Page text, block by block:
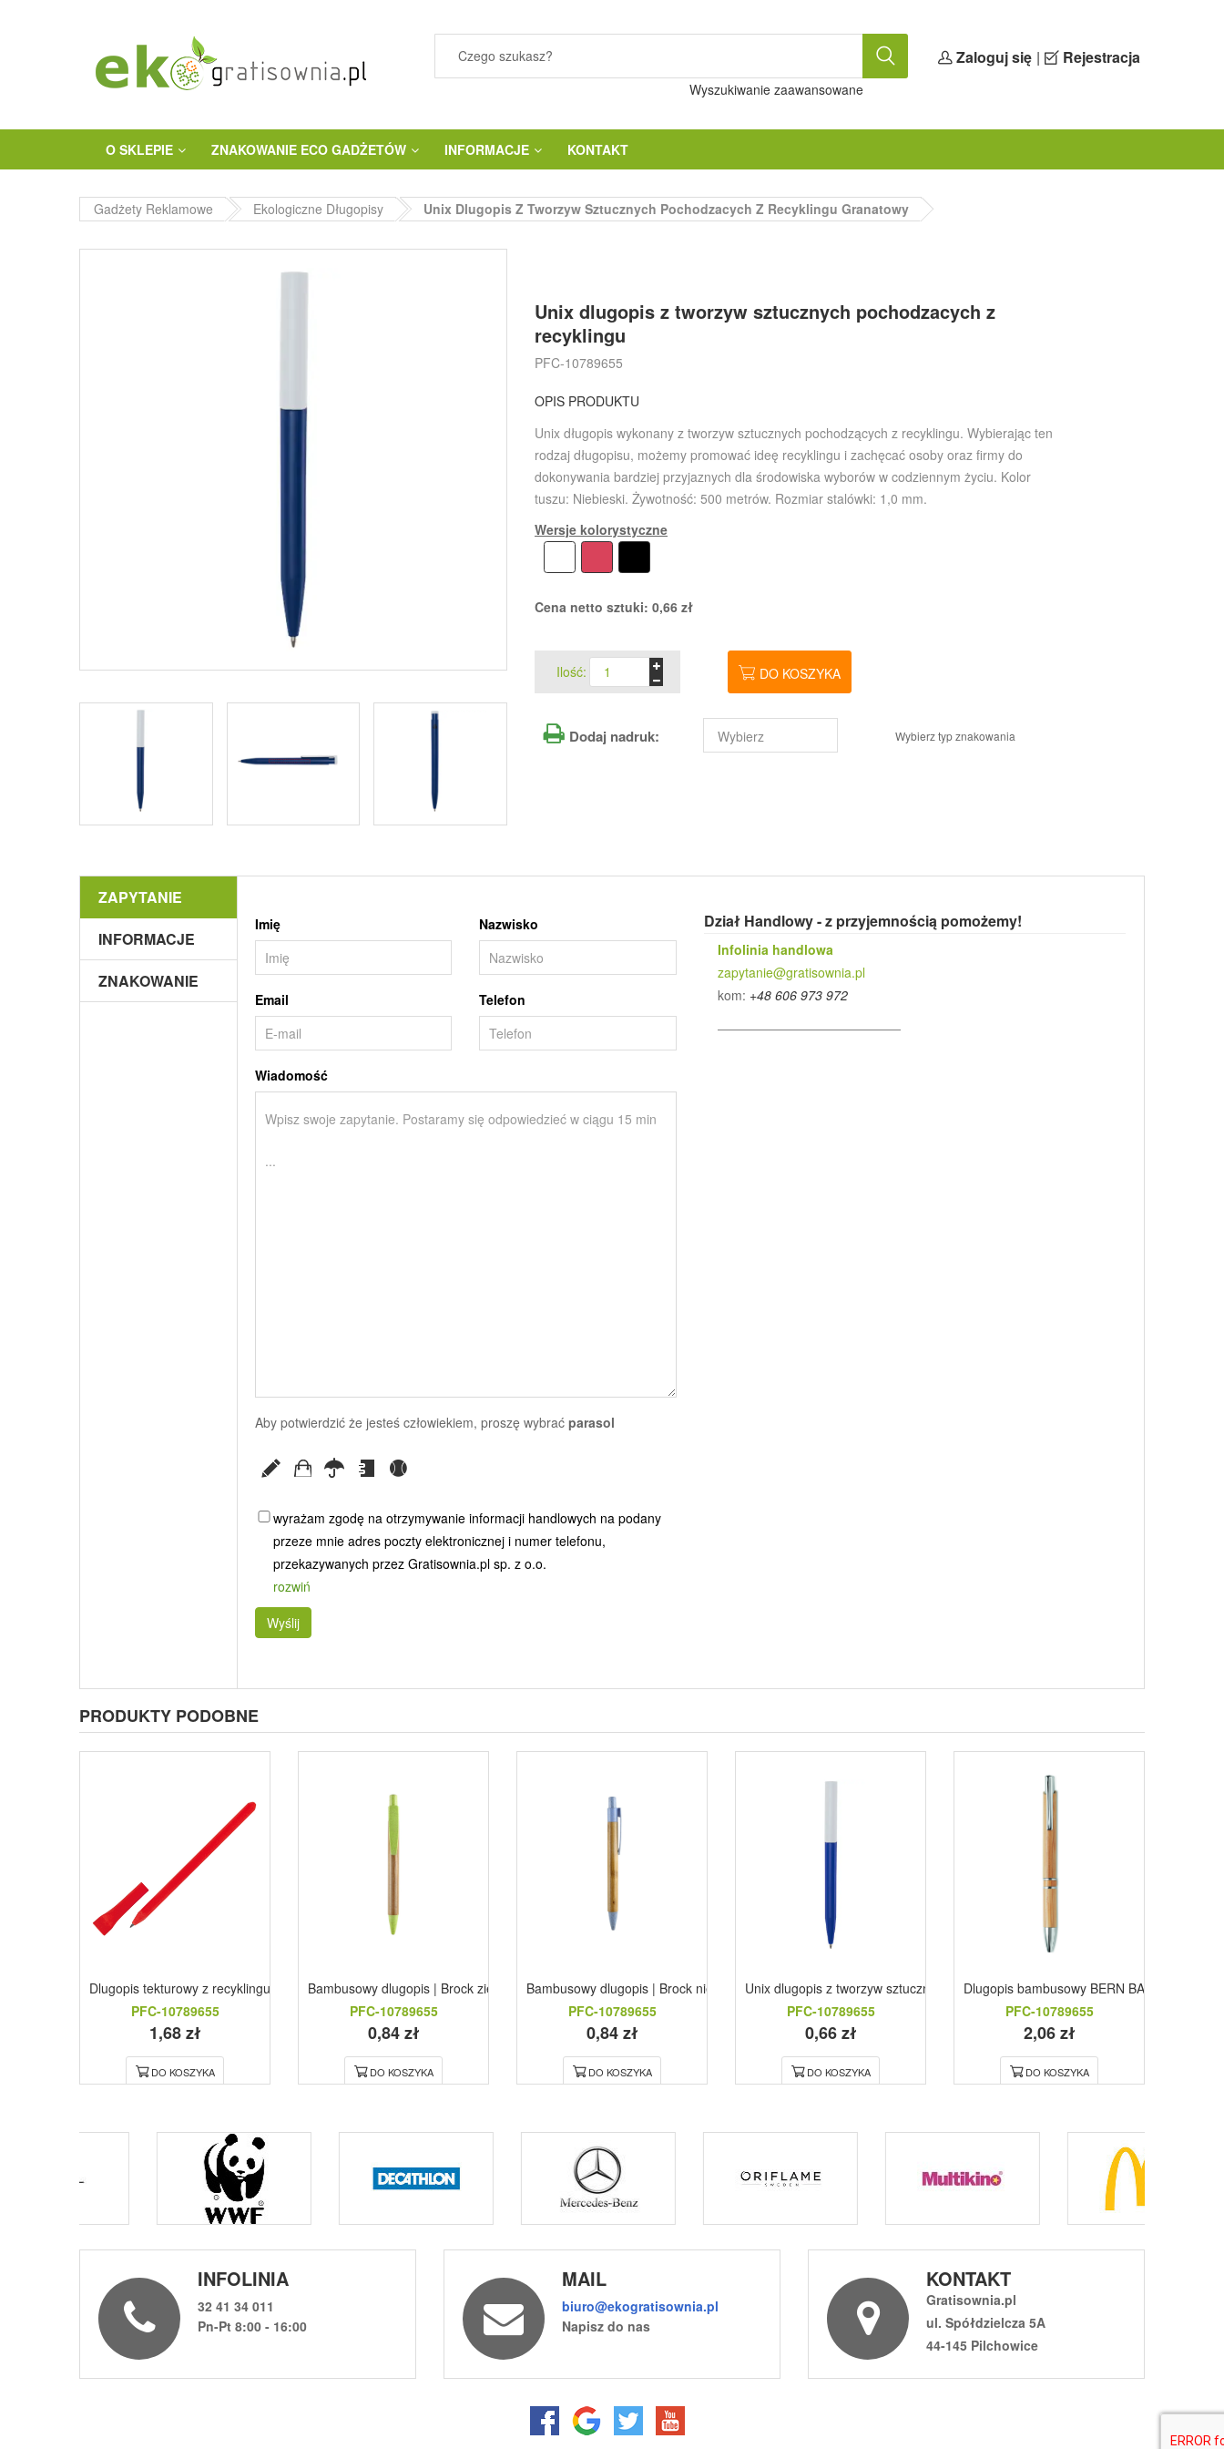
Wyszukiwanie zaawansowane
Zaloguj się | Rejestracja
O SKLEPIE ZNAKOWANIE ECO GADŻETÓW INFORMACJE KONTAKT
Gadżety Reklamowe Ekologiczne Długopisy Unix Dlugopis Z Tworzyw Sztucznych Pochodzacych Z Recyklingu Granatowy
Unix dlugopis z tworzyw sztucznych pochodzacych z
recyklingu
PFC-10789655
OPIS PRODUKTU
Unix długopis wykonany z tworzyw sztucznych pochodzących z recyklingu. Wybierając ten
rodzaj długopisu, możemy promować ideę recyklingu i zachęcać osoby oraz firmy do
dokonywania bardziej przyjaznych dla środowiska wyborów w codziennym życiu. Kolor
tuszu: Niebieski. Żywotność: 500 metrów. Rozmiar stalówki: 1,0 mm.
Wersje kolorystyczne
Cena netto sztuki: 0,66 zł
Ilość: DO KOSZYKA
Dodaj nadruk: Wybierz typ znakowania
ZAPYTANIE
INFORMACJE
ZNAKOWANIE
Imię Nazwisko
Email Telefon
Wiadomość
Aby potwierdzić że jesteś człowiekiem, proszę wybrać parasol
wyrażam zgodę na otrzymywanie informacji handlowych na podany
przeze mnie adres poczty elektronicznej i numer telefonu,
przekazywanych przez Gratisownia.pl sp. z o.o.
rozwiń
Wyślij
Dział Handlowy - z przyjemnością pomożemy!
Infolinia handlowa
zapytanie@gratisownia.pl
kom: +48 606 973 972
PRODUKTY PODOBNE
Dlugopis tekturowy z recyklingu DIEGO czerwony
PFC-10789655
1,68 zł
DO KOSZYKA
Bambusowy dlugopis | Brock zielony
PFC-10789655
0,84 zł
DO KOSZYKA
Bambusowy dlugopis | Brock niebieski
PFC-10789655
0,84 zł
DO KOSZYKA
Unix dlugopis z tworzyw sztucznych pochodzacych z recyklingu niebieski
PFC-10789655
0,66 zł
DO KOSZYKA
Dlugopis bambusowy BERN BAMBOO
PFC-10789655
2,06 zł
DO KOSZYKA
INFOLINIA
32 41 34 011
Pn-Pt 8:00 - 16:00
MAIL
biuro@ekogratisownia.pl
Napisz do nas
KONTAKT
Gratisownia.pl
ul. Spółdzielcza 5A
44-145 Pilchowice